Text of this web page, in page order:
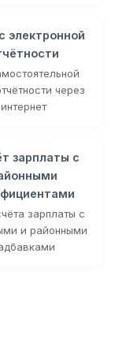
электронной
через
интернет
зарплаты с
зарплаты с
и районными